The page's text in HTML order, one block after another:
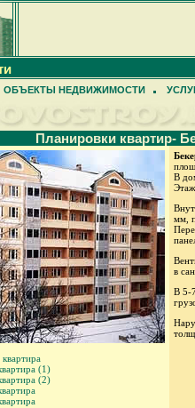
ОБЪЕКТЫ НЕДВИЖИМОСТИ
Планировки квартир-
(1)
(2)
В
мм,
в
В 5-